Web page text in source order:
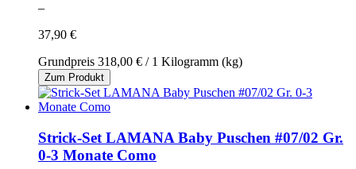
–
37,90 €
Grundpreis 318,00 € / 1 Kilogramm (kg)
Zum Produkt
Strick-Set LAMANA Baby Puschen #07/02 Gr.
0-3 Monate Como